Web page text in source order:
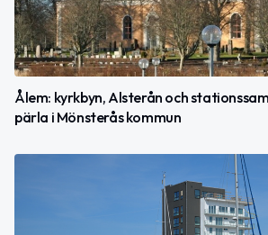
Ålem: kyrkbyn, Alsterån och
pärla i Mönsterås kommun